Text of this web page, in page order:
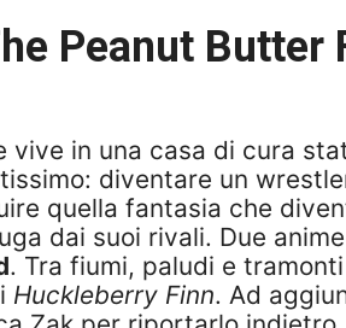
Peanut Butter
vive in una casa di cura
diventare un
quella fantasia che
dai suoi rivali. Due
. Tra fiumi, paludi e
Huckleberry Finn. Ad